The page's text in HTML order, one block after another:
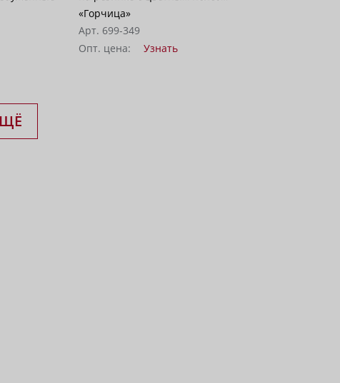
«Горчица»
Арт. 699-349
Опт. цена:
Узнать